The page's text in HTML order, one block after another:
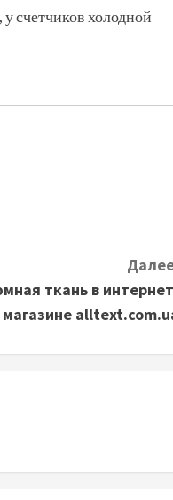
счетчиков холодной
ткань в
магазине